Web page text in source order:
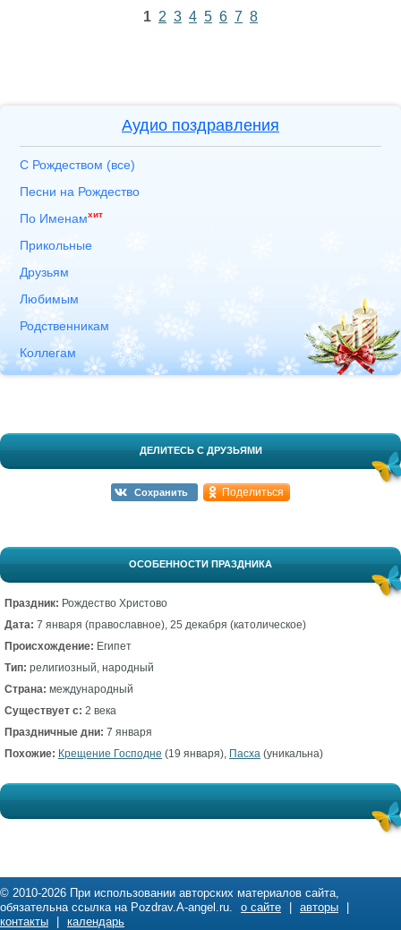
1 2 3 4 5 6 7 8
Аудио поздравления
С Рождеством (все)
Песни на Рождество
По Именамхит
Прикольные
Друзьям
Любимым
Родственникам
Коллегам
ДЕЛИТЕСЬ С ДРУЗЬЯМИ
Сохранить Поделиться
ОСОБЕННОСТИ ПРАЗДНИКА
Праздник: Рождество Христово
Дата: 7 января (православное), 25 декабря (католическое)
Происхождение: Египет
Тип: религиозный, народный
Страна: международный
Существует с: 2 века
Праздничные дни: 7 января
Похожие: Крещение Господне (19 января), Пасха (уникальна)
© 2010-2026 При использовании авторских материалов сайта,
обязательна ссылка на Pozdrav.A-angel.ru.
о сайте авторы
контакты
календарь